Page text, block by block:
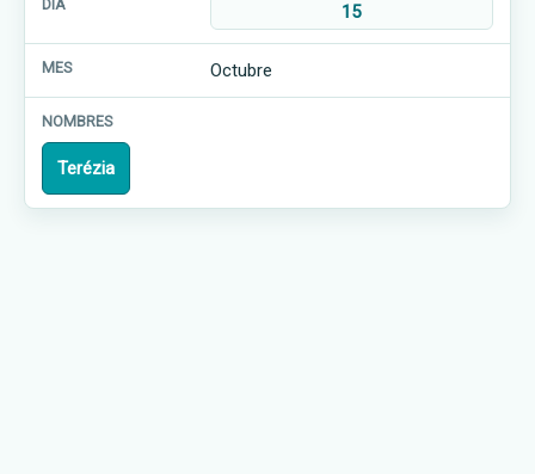
15
Octubre
Terézia